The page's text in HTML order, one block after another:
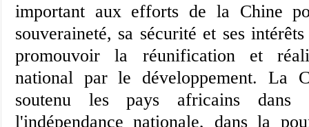
important aux efforts de la Chine
souveraineté, sa sécurité et ses
promouvoir la réunification et
national par le développement. La
soutenu les pays africains dans
l'indépendance nationale, dans la